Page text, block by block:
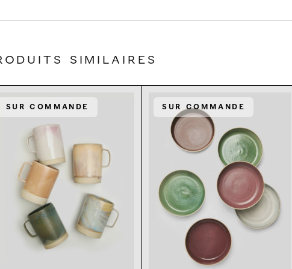
similaires
Sur commande Sur commande